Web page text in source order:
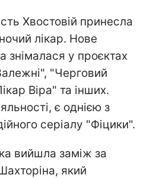
Хвостовій принесла
лікар. Нове
знімалася у проєктах
"Черговий
Віра" та інших.
є однією з
серіалу "Фіцики".
вийшла заміж за
який